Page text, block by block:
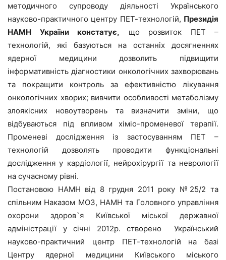
методичного супроводу діяльності Українського
науково-практичного центру ПЕТ-технологій, Президія
НАМН України констатує, що розвиток ПЕТ –
технологій, які базуються на останніх досягненнях
ядерної медицини дозволить підвищити
інформативність діагностики онкологічних захворювань
та покращити контроль за ефективністю лікування
онкологічних хворих; вивчити особливості метаболізму
злоякісних новоутворень та визначити зміни, що
відбуваються під впливом хіміо-променевої терапії.
Променеві дослідження із застосуванням ПЕТ –
технологій дозволять проводити функціональні
дослідження у кардіології, нейрохірургії та неврології
на сучасному рівні.
Постановою НАМН від 8 грудня 2011 року №25/2 та
спільним Наказом МОЗ, НАМН та Головного управління
охорони здоров`я Київської міської державної
адміністрації у січні 2012р. створено Український
науково-практичний центр ПЕТ-технологій на базі
Центру ядерної медицини Київського міського